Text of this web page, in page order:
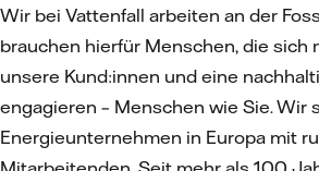
Wir bei Vattenfall arbeiten an der
brauchen hierfür Menschen, die sich
unsere Kund:innen und eine
engagieren – Menschen wie Sie. Wir
Energieunternehmen in Europa mit